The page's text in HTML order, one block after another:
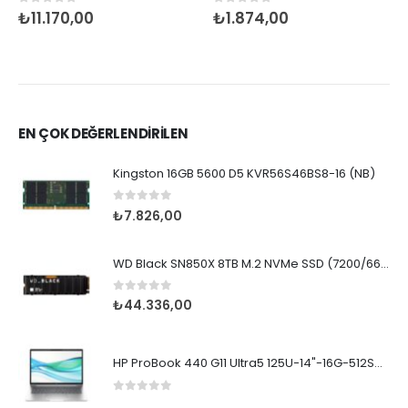
0 5 üzerinden
₺11.170,00 0 5 üzerinden
₺1.874,00
EN ÇOK DEĞERLENDİRİLEN
Kingston 16GB 5600 D5 KVR56S46BS8-16 (NB)
0 5 üzerinden
₺7.826,00
WD Black SN850X 8TB M.2 NVMe SSD (7200/6600)
0 5 üzerinden
₺44.336,00
HP ProBook 440 G11 Ultra5 125U-14"-16G-512SD-Dos